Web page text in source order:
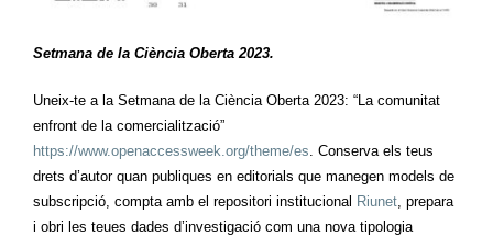
Setmana de la Ciència Oberta 2023.
Uneix-te a la Setmana de la Ciència Oberta 2023: “La comunitat
enfront de la comercialització”
https://www.openaccessweek.org/theme/es . Conserva els teus
drets d’autor quan publiques en editorials que manegen models de
subscripció, compta amb el repositori institucional Riunet , prepara
i obri les teues dades d’investigació com una nova tipologia